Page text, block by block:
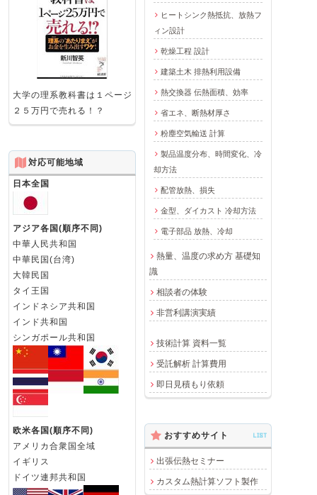
ヒートシンク熱抵抗、放熱フ
ィン設計
乾燥工程 設計
建築土木 排熱利用設備
熱交換器 伝熱面積、効率
省エネ、断熱材厚さ
粉塵空気輸送 計算
製品温度分布、時間変化、冷
却方法
配管放熱、損失
金型、ダイカスト 冷却方法
電子部品 放熱、冷却
熱量、温度の求め方 基礎知
識
相談者の体験
非営利講演実績
技術計算 資料一覧
受託解析 計算費用
即日見積もり依頼
大学の理系教科書は１ページ
２５万円で売れる！？
対応可能地域
日本全国
アジア各国(順序不同)
中華人民共和国
中華民国(台湾)
大韓民国
タイ王国
インドネシア共和国
インド共和国
シンガポール共和国
欧米各国(順序不同)
アメリカ合衆国全域
イギリス
ドイツ連邦共和国
おすすめサイト LIST
出張伝熱セミナー
カスタム熱計算ソフト製作